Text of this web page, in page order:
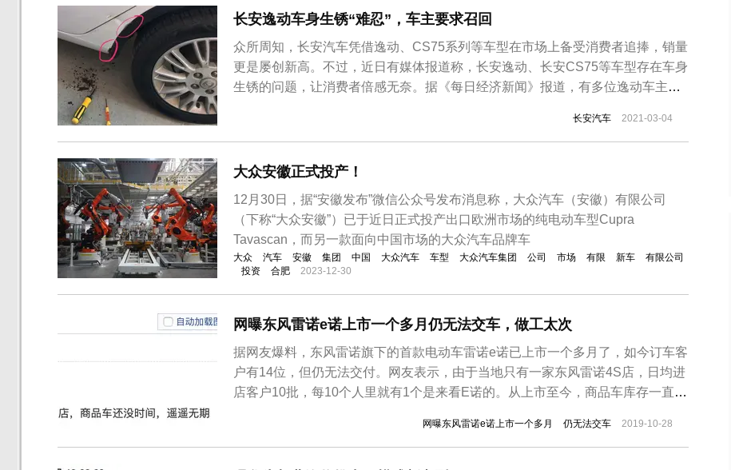
长安逸动车身生锈“难忍”，车主要求召回
众所周知，长安汽车凭借逸动、CS75系列等车型在市场上备受消费者追捧，销量
更是屡创新高。不过，近日有媒体报道称，长安逸动、长安CS75等车型存在车身
生锈的问题，让消费者倍感无奈。据《每日经济新闻》报道，有多位逸动车主表
车主向媒体投诉称，最开始的时候发现车辆轮眉下方车漆鼓包，有一点绣的痕
迹，当时并没有太在意，但是当把外面的绣清除...
长安汽车 2021-03-04
大众安徽正式投产！
12月30日，据“安徽发布”微信公众号发布消息称，大众汽车（安徽）有限公司
（下称“大众安徽”）已于近日正式投产出口欧洲市场的纯电动车型Cupra
Tavascan，而另一款面向中国市场的大众汽车品牌车
大众 汽车 安徽 集团 中国 大众汽车 车型 大众汽车集团 公司 市场 有限 新车
有限公司
投资
合肥 2023-12-30
网曝东风雷诺e诺上市一个多月仍无法交车，做工太次
据网友爆料，东风雷诺旗下的首款电动车雷诺e诺已上市一个多月了，如今订车客
户有14位，但仍无法交付。网友表示，由于当地只有一家东风雷诺4S店，日均进
店客户10批，每10个人里就有1个是来看E诺的。从上市至今，商品车库存一直为
少网友表示都定了车，但至今仍无法提车。有点网友甚至订车50天了，都还没结
果。据网友爆料，雷诺e诺之所以遭到...
网曝东风雷诺e诺上市一个多月 仍无法交车 2019-10-28